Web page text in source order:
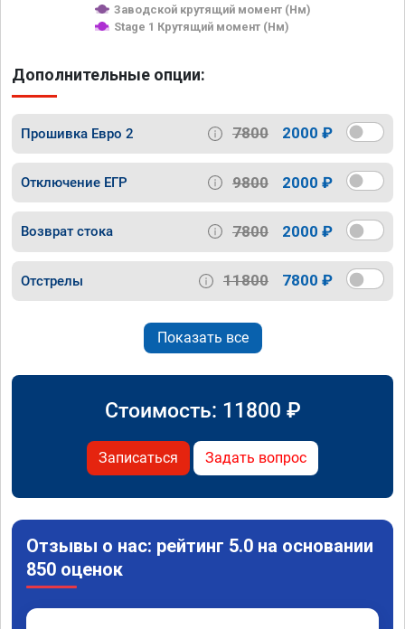
Заводской крутящий момент (Нм)
Stage 1 Крутящий момент (Нм)
Дополнительные опции:
Прошивка Евро 2 7800 2000 ₽
Отключение ЕГР 9800 2000 ₽
Возврат стока 7800 2000 ₽
Отстрелы 11800 7800 ₽
Показать все
Стоимость: 11800 ₽
Записаться Задать вопрос
Отзывы о нас: рейтинг 5.0 на основании
850 оценок